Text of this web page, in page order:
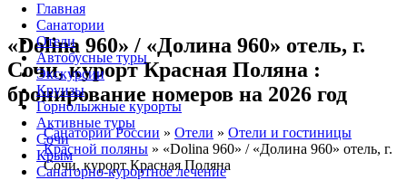
Главная
Санатории
Отели
Автобусные туры
Экскурсии
Круизы
Горнолыжные курорты
Активные туры
Сочи
Крым
Санаторно-курортное лечение
«Dolina 960» / «Долина 960» отель, г.
Сочи, курорт Красная Поляна :
бронирование номеров на 2026 год
Санатории России » Отели » Отели и гостиницы
Красной поляны » «Dolina 960» / «Долина 960» отель, г.
Сочи, курорт Красная Поляна